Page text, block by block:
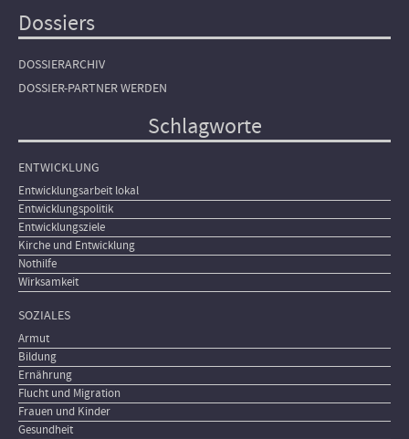
Dossiers
DOSSIERARCHIV
DOSSIER-PARTNER WERDEN
Schlagworte
ENTWICKLUNG
Entwicklungsarbeit lokal
Entwicklungspolitik
Entwicklungsziele
Kirche und Entwicklung
Nothilfe
Wirksamkeit
SOZIALES
Armut
Bildung
Ernährung
Flucht und Migration
Frauen und Kinder
Gesundheit